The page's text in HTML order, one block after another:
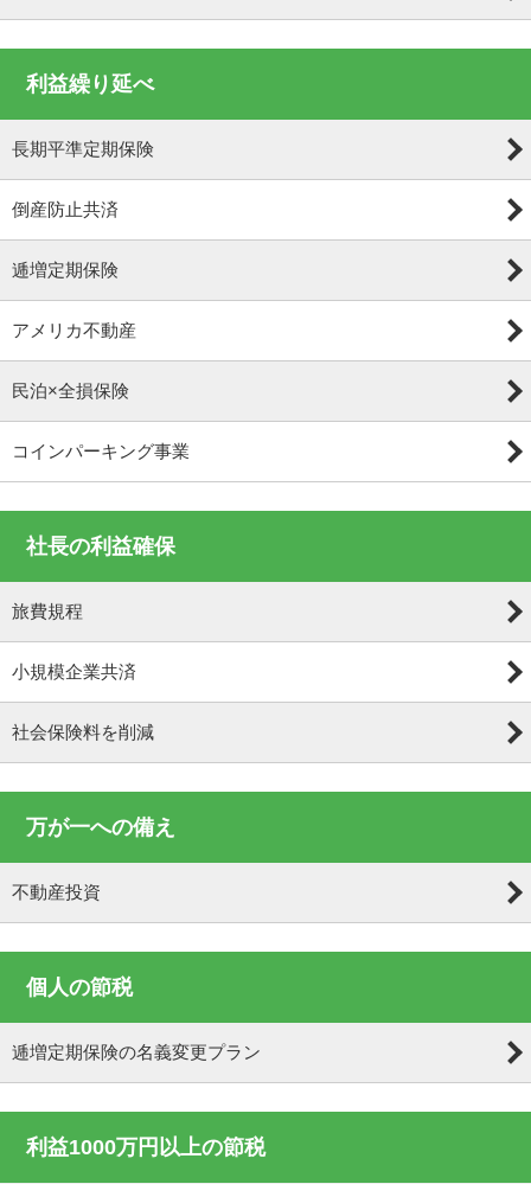
利益繰り延べ
長期平準定期保険
倒産防止共済
逓増定期保険
アメリカ不動産
民泊×全損保険
コインパーキング事業
社長の利益確保
旅費規程
小規模企業共済
社会保険料を削減
万が一への備え
不動産投資
個人の節税
逓増定期保険の名義変更プラン
利益1000万円以上の節税